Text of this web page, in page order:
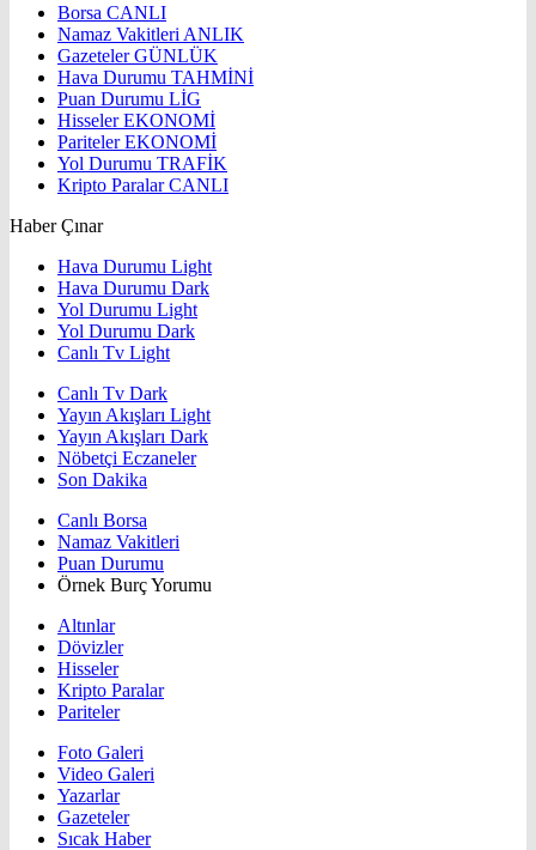
Borsa CANLI
Namaz Vakitleri ANLIK
GazetelerGÜNLÜK
Hava Durumu TAHMİNİ
Puan Durumu LİG
HisselerEKONOMİ
ParitelerEKONOMİ
Yol Durumu TRAFİK
Kripto ParalarCANLI
Haber Çınar
Hava Durumu Light
Hava Durumu Dark
Yol Durumu Light
Yol Durumu Dark
Canlı Tv Light
Canlı Tv Dark
Yayın Akışları Light
Yayın Akışları Dark
Nöbetçi Eczaneler
Son Dakika
Canlı Borsa
Namaz Vakitleri
Puan Durumu
Örnek Burç Yorumu
Altınlar
Dövizler
Hisseler
Kripto Paralar
Pariteler
Foto Galeri
Video Galeri
Yazarlar
Gazeteler
Sıcak Haber